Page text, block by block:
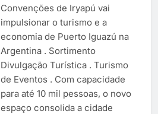
Convenções de Iryapú vai
impulsionar o turismo e a
economia de Puerto Iguazú na
Argentina . Sortimento
Divulgação Turística . Turismo
de Eventos . Com capacidade
para até 10 mil pessoas, o novo
espaço consolida a cidade